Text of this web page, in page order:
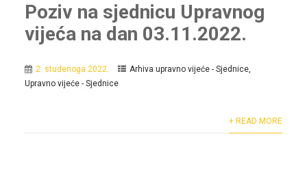
Poziv na sjednicu Upravnog
vijeća na dan 03.11.2022.
2. studenoga 2022. Arhiva upravno vijeće - Sjednice,
Upravno vijeće - Sjednice
+ READ MORE